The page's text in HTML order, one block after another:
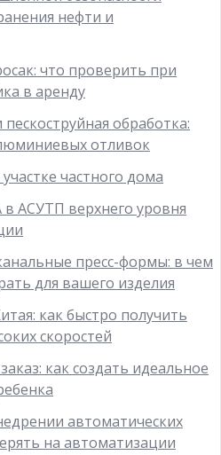
нефти и
что проверить при
в аренду
обработка:
отливок
частного дома
АСУТП верхнего уровня
пресс-формы: в чем
для вашего изделия
как быстро получить
скоростей
как создать идеальное
автоматических
на автоматизации